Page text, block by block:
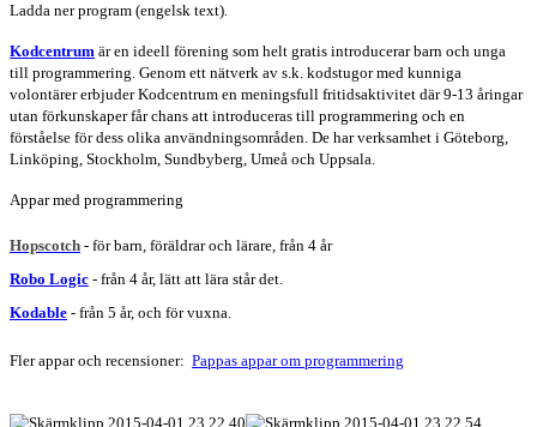
Ladda ner program (engelsk text).
Kodcentrum är en ideell förening som helt gratis introducerar barn och unga
till programmering. Genom ett nätverk av s.k. kodstugor med kunniga
volontärer erbjuder Kodcentrum en meningsfull fritidsaktivitet där 9-13 åringar
utan förkunskaper får chans att introduceras till programmering och en
förståelse för dess olika användningsområden. De har verksamhet i Göteborg,
Linköping, Stockholm, Sundbyberg, Umeå och Uppsala.
Appar med programmering
Hopscotch - för barn, föräldrar och lärare, från 4 år
Robo Logic - från 4 år, lätt att lära står det.
Kodable - från 5 år, och för vuxna.
Fler appar och recensioner: Pappas appar om programmering